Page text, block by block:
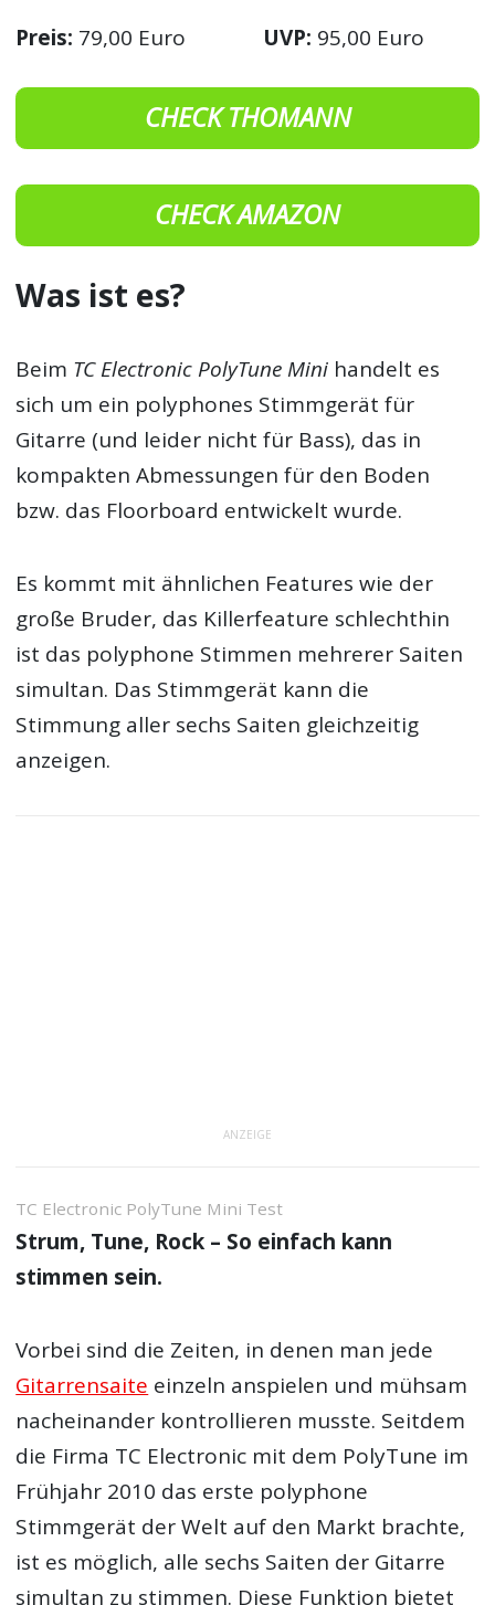
Preis: 79,00 Euro UVP: 95,00 Euro
CHECK THOMANN
CHECK AMAZON
Was ist es?
Beim TC Electronic PolyTune Mini handelt es
sich um ein polyphones Stimmgerät für
Gitarre (und leider nicht für Bass), das in
kompakten Abmessungen für den Boden
bzw. das Floorboard entwickelt wurde.
Es kommt mit ähnlichen Features wie der
große Bruder, das Killerfeature schlechthin
ist das polyphone Stimmen mehrerer Saiten
simultan. Das Stimmgerät kann die
Stimmung aller sechs Saiten gleichzeitig
anzeigen.
ANZEIGE
TC Electronic PolyTune Mini Test
Strum, Tune, Rock – So einfach kann
stimmen sein.
Vorbei sind die Zeiten, in denen man jede
Gitarrensaite einzeln anspielen und mühsam
nacheinander kontrollieren musste. Seitdem
die Firma TC Electronic mit dem PolyTune im
Frühjahr 2010 das erste polyphone
Stimmgerät der Welt auf den Markt brachte,
ist es möglich, alle sechs Saiten der Gitarre
simultan zu stimmen. Diese Funktion bietet